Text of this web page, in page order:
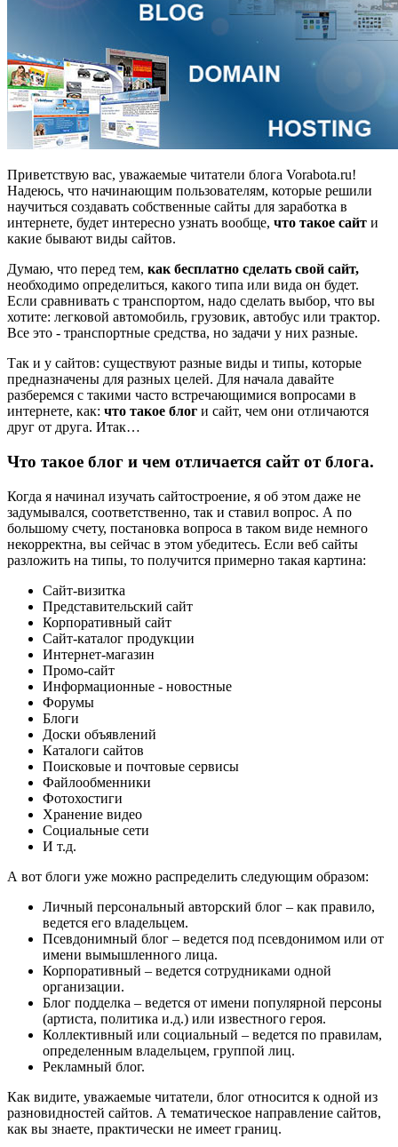
Приветствую вас, уважаемые читатели блога Vorabota.ru!
Надеюсь, что начинающим пользователям, которые решили
научиться создавать собственные сайты для заработка в
интернете, будет интересно узнать вообще, что такое сайт и
какие бывают виды сайтов.
Думаю, что перед тем, как бесплатно сделать свой сайт,
необходимо определиться, какого типа или вида он будет.
Если сравнивать с транспортом, надо сделать выбор, что вы
хотите: легковой автомобиль, грузовик, автобус или трактор.
Все это - транспортные средства, но задачи у них разные.
Так и у сайтов: существуют разные виды и типы, которые
предназначены для разных целей. Для начала давайте
разберемся с такими часто встречающимися вопросами в
интернете, как: что такое блог и сайт, чем они отличаются
друг от друга. Итак…
Что такое блог и чем отличается сайт от блога.
Когда я начинал изучать сайтостроение, я об этом даже не
задумывался, соответственно, так и ставил вопрос. А по
большому счету, постановка вопроса в таком виде немного
некорректна, вы сейчас в этом убедитесь. Если веб сайты
разложить на типы, то получится примерно такая картина:
Сайт-визитка
Представительский сайт
Корпоративный сайт
Сайт-каталог продукции
Интернет-магазин
Промо-сайт
Информационные - новостные
Форумы
Блоги
Доски объявлений
Каталоги сайтов
Поисковые и почтовые сервисы
Файлообменники
Фотохостиги
Хранение видео
Социальные сети
И т.д.
А вот блоги уже можно распределить следующим образом:
Личный персональный авторский блог – как правило,
ведется его владельцем.
Псевдонимный блог – ведется под псевдонимом или от
имени вымышленного лица.
Корпоративный – ведется сотрудниками одной
организации.
Блог подделка – ведется от имени популярной персоны
(артиста, политика и.д.) или известного героя.
Коллективный или социальный – ведется по правилам,
определенным владельцем, группой лиц.
Рекламный блог.
Как видите, уважаемые читатели, блог относится к одной из
разновидностей сайтов. А тематическое направление сайтов,
как вы знаете, практически не имеет границ.